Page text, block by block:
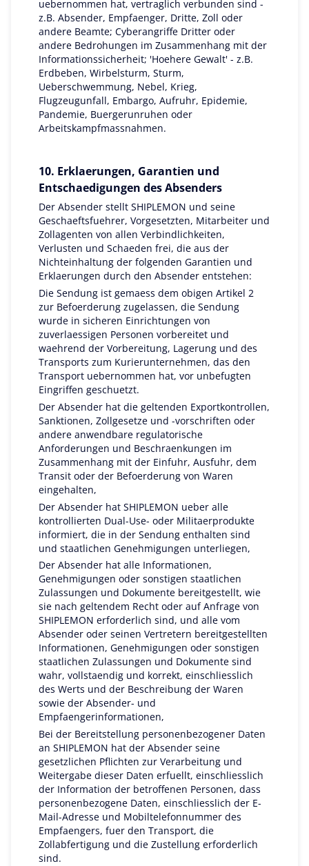
uebernommen hat, vertraglich verbunden sind -
z.B. Absender, Empfaenger, Dritte, Zoll oder
andere Beamte; Cyberangriffe Dritter oder
andere Bedrohungen im Zusammenhang mit der
Informationssicherheit; 'Hoehere Gewalt' - z.B.
Erdbeben, Wirbelsturm, Sturm,
Ueberschwemmung, Nebel, Krieg,
Flugzeugunfall, Embargo, Aufruhr, Epidemie,
Pandemie, Buergerunruhen oder
Arbeitskampfmassnahmen.
10. Erklaerungen, Garantien und
Entschaedigungen des Absenders
Der Absender stellt SHIPLEMON und seine
Geschaeftsfuehrer, Vorgesetzten, Mitarbeiter und
Zollagenten von allen Verbindlichkeiten,
Verlusten und Schaeden frei, die aus der
Nichteinhaltung der folgenden Garantien und
Erklaerungen durch den Absender entstehen:
Die Sendung ist gemaess dem obigen Artikel 2
zur Befoerderung zugelassen, die Sendung
wurde in sicheren Einrichtungen von
zuverlaessigen Personen vorbereitet und
waehrend der Vorbereitung, Lagerung und des
Transports zum Kurierunternehmen, das den
Transport uebernommen hat, vor unbefugten
Eingriffen geschuetzt.
Der Absender hat die geltenden Exportkontrollen,
Sanktionen, Zollgesetze und -vorschriften oder
andere anwendbare regulatorische
Anforderungen und Beschraenkungen im
Zusammenhang mit der Einfuhr, Ausfuhr, dem
Transit oder der Befoerderung von Waren
eingehalten,
Der Absender hat SHIPLEMON ueber alle
kontrollierten Dual-Use- oder Militaerprodukte
informiert, die in der Sendung enthalten sind
und staatlichen Genehmigungen unterliegen,
Der Absender hat alle Informationen,
Genehmigungen oder sonstigen staatlichen
Zulassungen und Dokumente bereitgestellt, wie
sie nach geltendem Recht oder auf Anfrage von
SHIPLEMON erforderlich sind, und alle vom
Absender oder seinen Vertretern bereitgestellten
Informationen, Genehmigungen oder sonstigen
staatlichen Zulassungen und Dokumente sind
wahr, vollstaendig und korrekt, einschliesslich
des Werts und der Beschreibung der Waren
sowie der Absender- und
Empfaengerinformationen,
Bei der Bereitstellung personenbezogener Daten
an SHIPLEMON hat der Absender seine
gesetzlichen Pflichten zur Verarbeitung und
Weitergabe dieser Daten erfuellt, einschliesslich
der Information der betroffenen Personen, dass
personenbezogene Daten, einschliesslich der E-
Mail-Adresse und Mobiltelefonnummer des
Empfaengers, fuer den Transport, die
Zollabfertigung und die Zustellung erforderlich
sind.